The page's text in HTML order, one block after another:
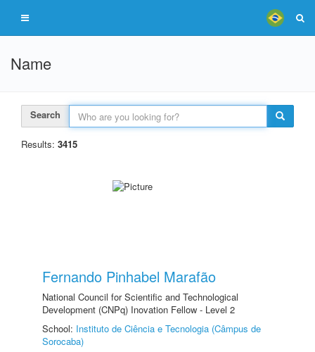
Name
Search
Results: 3415
Fernando Pinhabel Marafão
National Council for Scientific and Technological
Development (CNPq) Inovation Fellow - Level 2
School: Instituto de Ciência e Tecnologia (Câmpus de
Sorocaba)